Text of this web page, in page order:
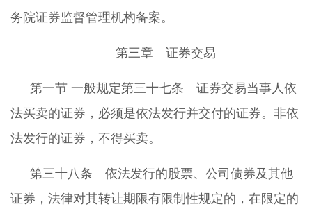
务院证券监督管理机构备案。
第三章 证券交易
第一节 一般规定第三十七条 证券交易当事人依
法买卖的证券，必须是依法发行并交付的证券。非依
法发行的证券，不得买卖。
第三十八条 依法发行的股票、公司债券及其他
证券，法律对其转让期限有限制性规定的，在限定的